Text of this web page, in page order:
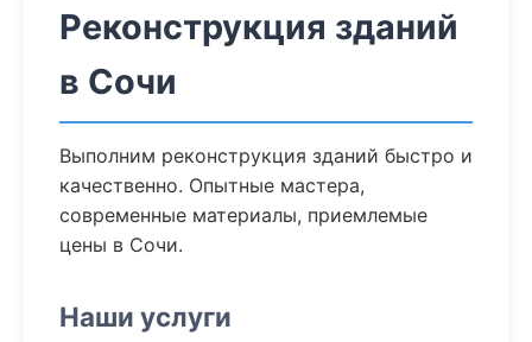
Реконструкция зданий
в Сочи
Выполним реконструкция зданий быстро и
качественно. Опытные мастера,
современные материалы, приемлемые
цены в Сочи.
Наши услуги